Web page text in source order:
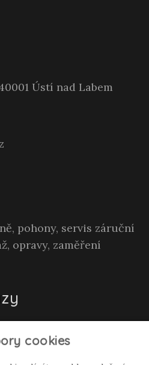
Ústí nad Labem
pohony, servis záruční
opravy, zaměření
Renata Polívková
cookies